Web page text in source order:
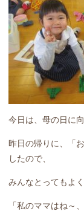
今日は、母の日に
昨日の帰りに、「
したので、
みんなとってもよ
「私のママはね～